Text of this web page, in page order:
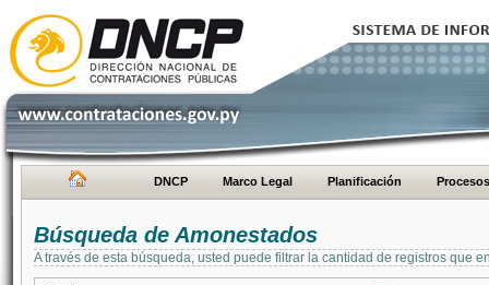
DNCP Marco Legal Planificación Procesos
Búsqueda de Amonestados
A través de esta búsqueda, usted puede filtrar la cantidad de registros que